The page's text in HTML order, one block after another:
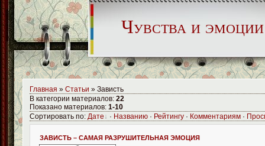
Чувства и эмоции
Главная » Статьи » Зависть
В категории материалов: 22
Показано материалов: 1-10
Сортировать по: Дате · Названию · Рейтингу · Комментариям ·
ЗАВИСТЬ – САМАЯ РАЗРУШИТЕЛЬНАЯ ЭМОЦИЯ